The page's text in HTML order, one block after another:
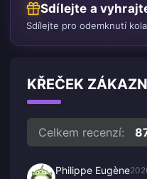
Sdílejte a
Sdílejte pro odemknutí
KŘEČEK
Celkem recenzí:
Philippe Eugène